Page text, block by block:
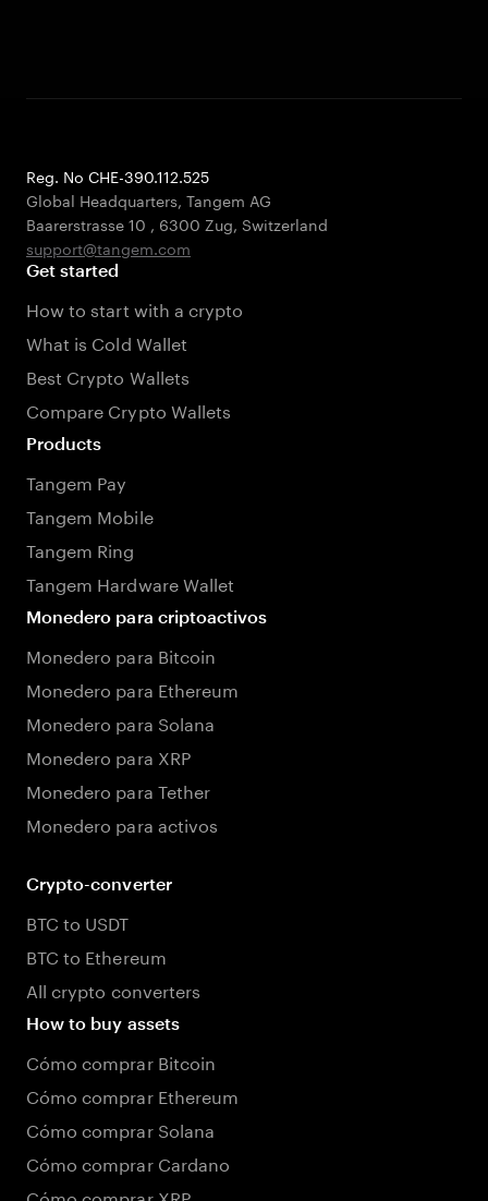
Reg. No CHE-390.112.525
Global Headquarters, Tangem AG
Baarerstrasse 10 , 6300 Zug, Switzerland
support@tangem.com
Get started
How to start with a crypto
What is Cold Wallet
Best Crypto Wallets
Compare Crypto Wallets
Products
Tangem Pay
Tangem Mobile
Tangem Ring
Tangem Hardware Wallet
Monedero para criptoactivos
Monedero para Bitcoin
Monedero para Ethereum
Monedero para Solana
Monedero para XRP
Monedero para Tether
Monedero para activos
Crypto-converter
BTC to USDT
BTC to Ethereum
All crypto converters
How to buy assets
Cómo comprar Bitcoin
Cómo comprar Ethereum
Cómo comprar Solana
Cómo comprar Cardano